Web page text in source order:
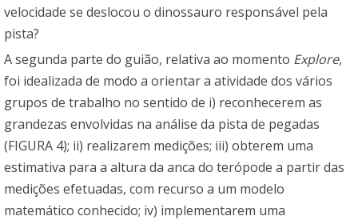
velocidade se deslocou o dinossauro responsável pela
pista?
A segunda parte do guião, relativa ao momento Explore,
foi idealizada de modo a orientar a atividade dos vários
grupos de trabalho no sentido de i) reconhecerem as
grandezas envolvidas na análise da pista de pegadas
(FIGURA 4); ii) realizarem medições; iii) obterem uma
estimativa para a altura da anca do terópode a partir das
medições efetuadas, com recurso a um modelo
matemático conhecido; iv) implementarem uma